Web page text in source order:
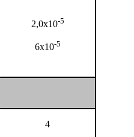
2,0x10-5
6x10-5
4